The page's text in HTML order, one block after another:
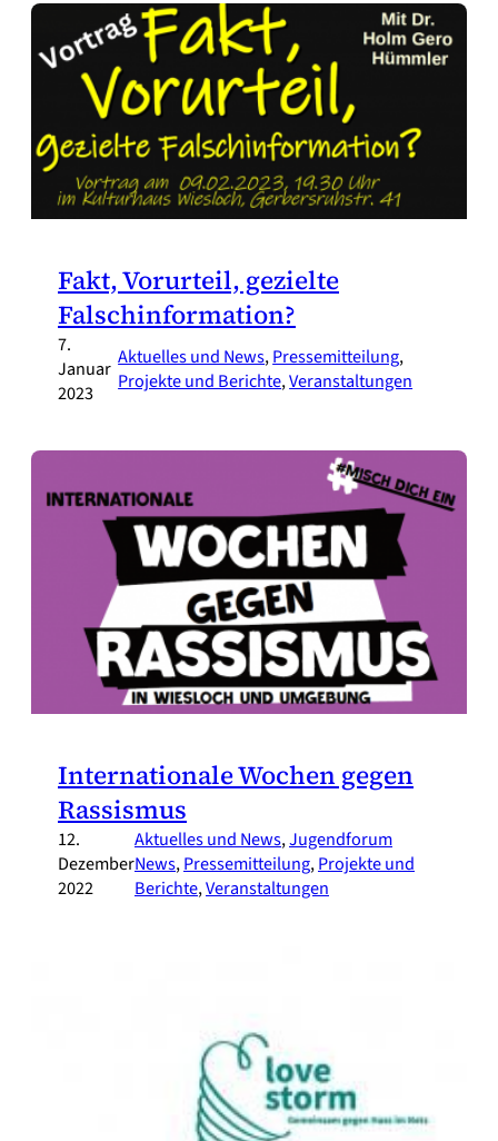
Fakt, Vorurteil, gezielte
Falschinformation?
7.
Januar
2023
Aktuelles und News, Pressemitteilung
Projekte und Berichte, Veranstaltungen
Internationale Wochen gegen
Rassismus
12.
Dezember
2022
Aktuelles und News, Jugendforum
News, Pressemitteilung, Projekte und
Berichte, Veranstaltungen